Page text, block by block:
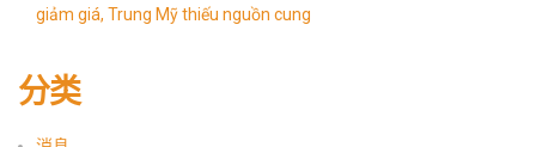
giảm giá, Trung Mỹ thiếu nguồn cung
分类